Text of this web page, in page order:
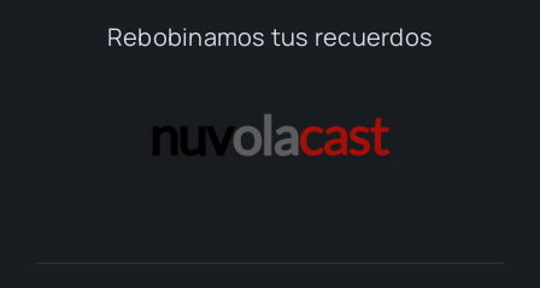
Rebobinamos tus recuerdos